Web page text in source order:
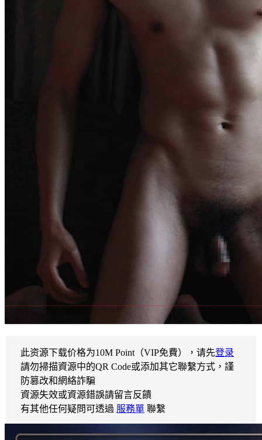
此资源下载价格为10M Point（VIP免費），请先登录
請勿掃描資源中的QR Code或添加其它聯繫方式，謹
防篡改和網絡詐騙
資源失效或資源錯誤請留言反饋
有其他任何疑問可透過 服務單 聯繫